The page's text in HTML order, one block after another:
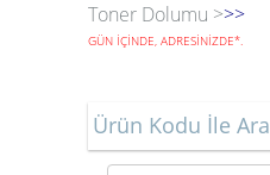
Toner Dolumu >>>
GÜN İÇİNDE, ADRESİNİZDE*.
Ürün Kodu İle Ara